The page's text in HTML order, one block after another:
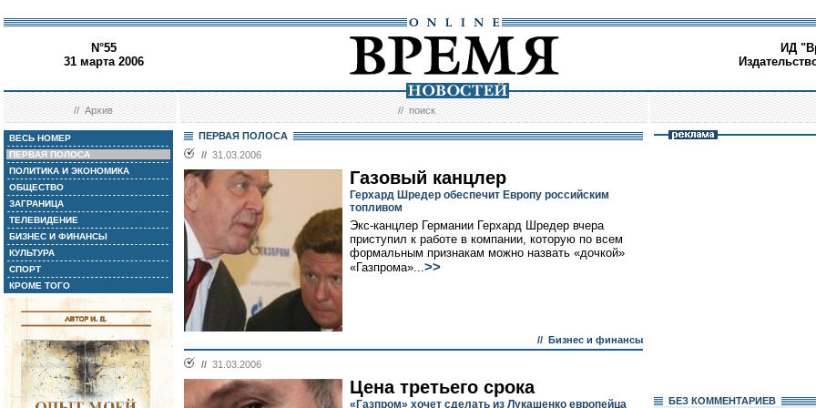
N°55
31 марта 2006
ИД
//Архив //поиск
ВЕСЬ НОМЕР
ПЕРВАЯ ПОЛОСА
ПОЛИТИКА И ЭКОНОМИКА
ОБЩЕСТВО
ЗАГРАНИЦА
ТЕЛЕВИДЕНИЕ
БИЗНЕС И ФИНАНСЫ
КУЛЬТУРА
СПОРТ
КРОМЕ ТОГО
ПЕРВАЯ ПОЛОСА
// 31.03.2006
Газовый канцлер
Герхард Шредер обеспечит Европу российским
топливом
Экс-канцлер Германии Герхард Шредер вчера
приступил к работе в компании, которую по всем
формальным признакам можно назвать «дочкой»
«Газпрома»...>>
// Бизнес и финансы
// 31.03.2006
Цена третьего срока
«Газпром» хочет сделать из Лукашенко европейца
БЕЗ КОМMЕНТАРИЕВ